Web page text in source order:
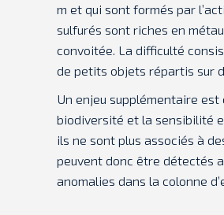
m et qui sont formés par
sulfurés sont riches en
convoitée. La difficulté
de petits objets répartis sur
Un enjeu supplémentaire
biodiversité et la sensibilité
ils ne sont plus associés à
peuvent donc être détectés
anomalies dans la colonne